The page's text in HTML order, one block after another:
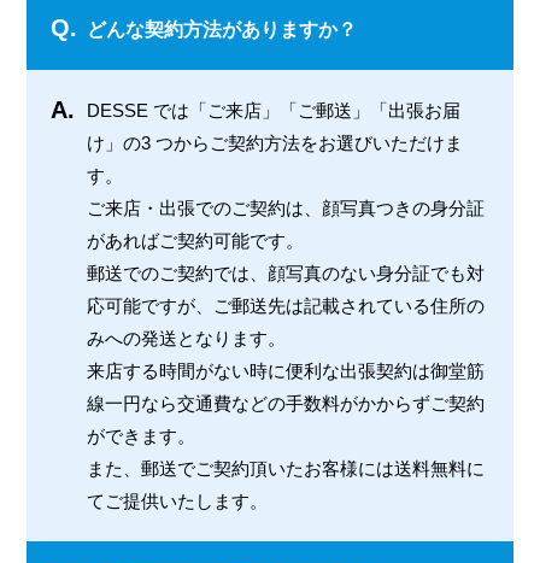
Q. どんな契約方法がありますか？
A.
DESSE では「ご来店」「ご郵送」「出張お届
け」の3 つからご契約方法をお選びいただけま
す。
ご来店・出張でのご契約は、顔写真つきの身分証
があればご契約可能です。
郵送でのご契約では、顔写真のない身分証でも対
応可能ですが、ご郵送先は記載されている住所の
みへの発送となります。
来店する時間がない時に便利な出張契約は御堂筋
線一円なら交通費などの手数料がかからずご契約
ができます。
また、郵送でご契約頂いたお客様には送料無料に
てご提供いたします。